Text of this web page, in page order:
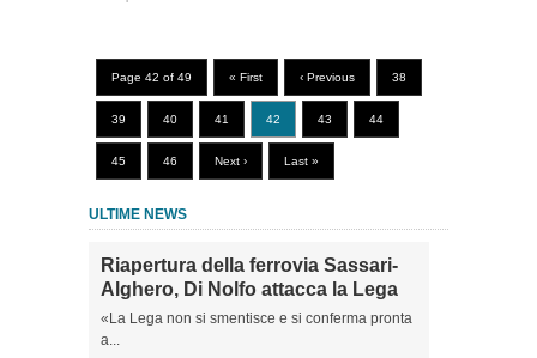
Page 42 of 49 « First ‹ Previous 38
39 40 41 42 43 44
45 46 Next › Last »
ULTIME NEWS
Riapertura della ferrovia Sassari-
Alghero, Di Nolfo attacca la Lega
«La Lega non si smentisce e si conferma pronta
a...